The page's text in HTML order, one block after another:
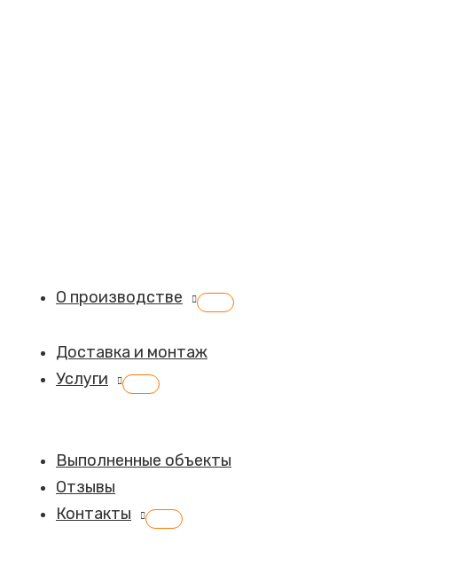
О производстве
Переключатель
Доставка и монтаж
Услуги
Переключатель
Выполненные объекты
Отзывы
Контакты
Переключатель